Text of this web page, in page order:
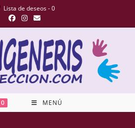
Lista de deseos -0
0 MENÚ